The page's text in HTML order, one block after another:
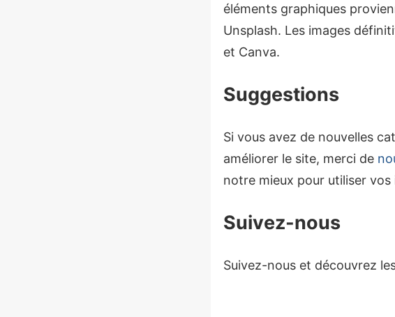
éléments graphiques
Unsplash. Les images
et Canva.
Suggestions
Si vous avez de nouvelles
améliorer le site, merci de
notre mieux pour utiliser vos
Suivez-nous
Suivez-nous et découvrez